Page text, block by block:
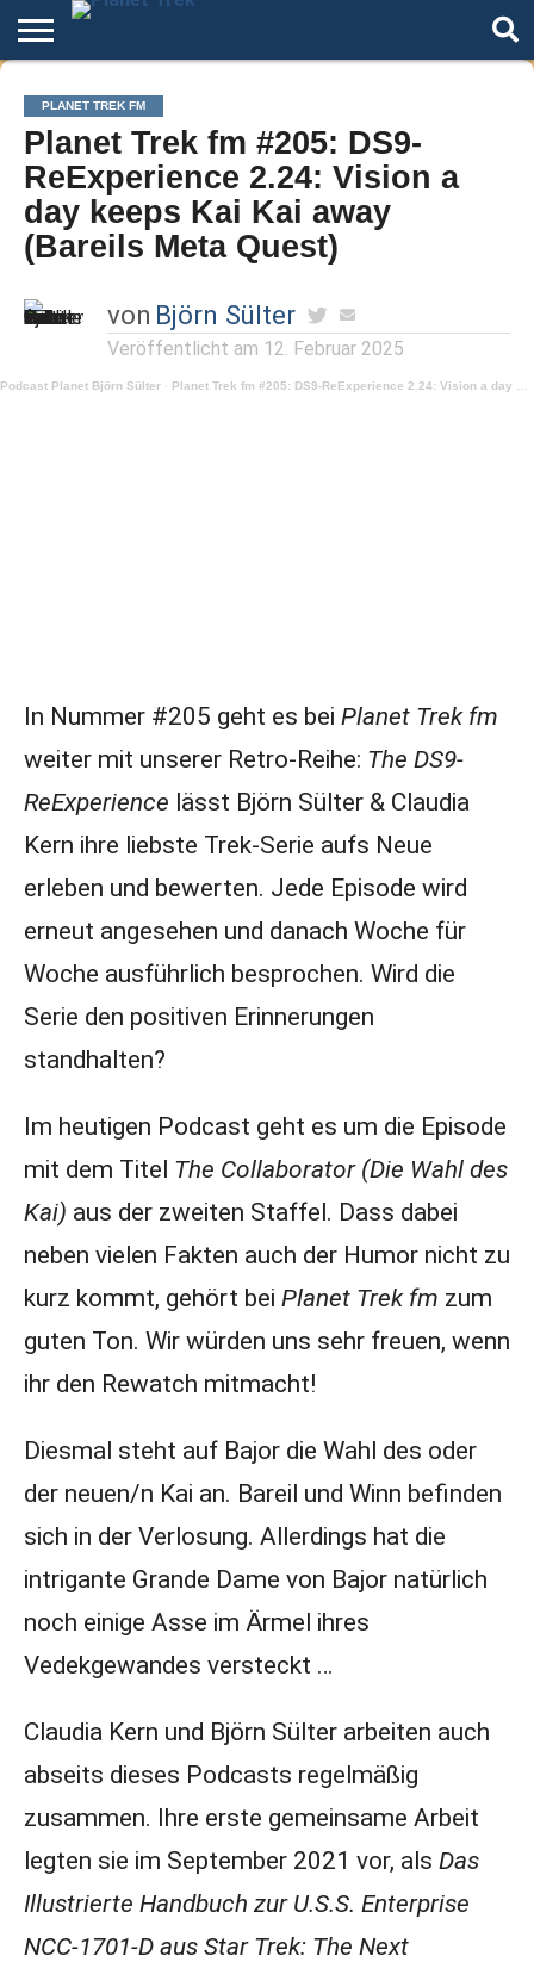
Home
Der
Podcast
Über
Star
Trek
Artikel
Andere
Welten
Autoren
Night
Mode
PLANET TREK FM
Planet Trek fm #205: DS9-
ReExperience 2.24: Vision a
day keeps Kai Kai away
(Bareils Meta Quest)
von Björn Sülter
Veröffentlicht am 12. Februar 2025
Podcast Planet Björn Sülter · Planet Trek fm #205: DS9-ReExperience 2.24: Vision a day keeps Kai Kai away (Bareils Meta Quest)
In Nummer #205 geht es bei Planet Trek fm
weiter mit unserer Retro-Reihe: The DS9-
ReExperience lässt Björn Sülter & Claudia
Kern ihre liebste Trek-Serie aufs Neue
erleben und bewerten. Jede Episode wird
erneut angesehen und danach Woche für
Woche ausführlich besprochen. Wird die
Serie den positiven Erinnerungen
standhalten?
Im heutigen Podcast geht es um die Episode
mit dem Titel The Collaborator (Die Wahl des
Kai) aus der zweiten Staffel. Dass dabei
neben vielen Fakten auch der Humor nicht zu
kurz kommt, gehört bei Planet Trek fm zum
guten Ton. Wir würden uns sehr freuen, wenn
ihr den Rewatch mitmacht!
Diesmal steht auf Bajor die Wahl des oder
der neuen/n Kai an. Bareil und Winn befinden
sich in der Verlosung. Allerdings hat die
intrigante Grande Dame von Bajor natürlich
noch einige Asse im Ärmel ihres
Vedekgewandes versteckt …
Claudia Kern und Björn Sülter arbeiten auch
abseits dieses Podcasts regelmäßig
zusammen. Ihre erste gemeinsame Arbeit
legten sie im September 2021 vor, als Das
Illustrierte Handbuch zur U.S.S. Enterprise
NCC-1701-D aus Star Trek: The Next